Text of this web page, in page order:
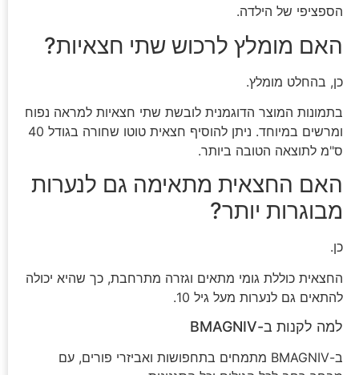
הספציפי של הילדה.
האם מומלץ לרכוש שתי חצאיות?
כן, בהחלט מומלץ.
בתמונות המוצר הדוגמנית לובשת שתי חצאיות למראה נפוח
ומרשים במיוחד. ניתן להוסיף חצאית טוטו שחורה בגודל 40
ס"מ לתוצאה הטובה ביותר.
האם החצאית מתאימה גם לנערות
מבוגרות יותר?
כן.
החצאית כוללת גומי מתאים וגזרה מתרחבת, כך שהיא יכולה
להתאים גם לנערות מעל גיל 10.
למה לקנות ב-BMAGNIV
ב-BMAGNIV מתמחים בתחפושות ואביזרי פורים, עם